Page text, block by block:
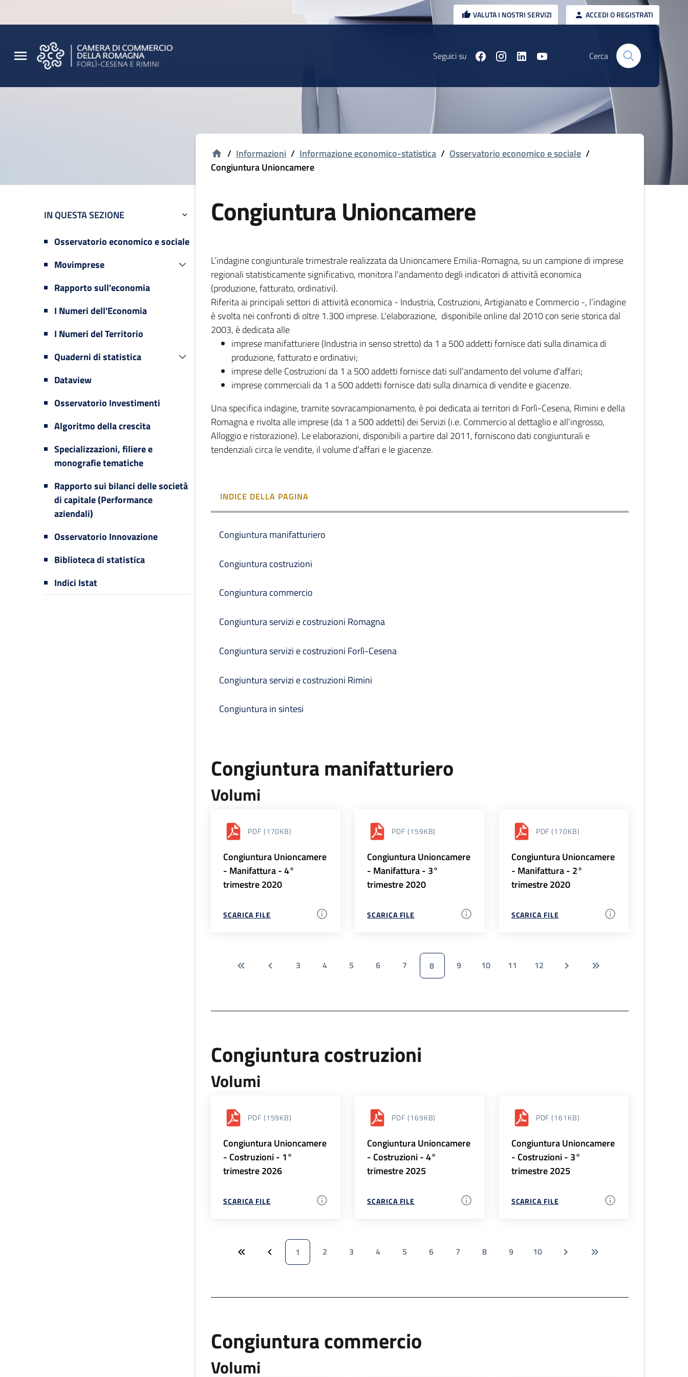
VALUTA I NOSTRI SERVIZI ACCEDI O REGISTRATI
Seguici su Cerca
IN QUESTA SEZIONE
Osservatorio economico e sociale
Movimprese
Rapporto sull'economia
I Numeri dell'Economia
I Numeri del Territorio
Quaderni di statistica
Dataview
Osservatorio Investimenti
Algoritmo della crescita
Specializzazioni, filiere e
monografie tematiche
Rapporto sui bilanci delle società
di capitale (Performance
aziendali)
Osservatorio Innovazione
Biblioteca di statistica
Indici Istat
/ Informazioni / Informazione economico-statistica / Osservatorio economico e sociale /
Congiuntura Unioncamere
Congiuntura Unioncamere
L’indagine congiunturale trimestrale realizzata da Unioncamere Emilia-Romagna, su un campione di imprese
regionali statisticamente significativo, monitora l'andamento degli indicatori di attività economica
(produzione, fatturato, ordinativi).
Riferita ai principali settori di attività economica - Industria, Costruzioni, Artigianato e Commercio -, l’indagine
è svolta nei confronti di oltre 1.300 imprese. L'elaborazione, disponibile online dal 2010 con serie storica dal
2003, è dedicata alle
imprese manifatturiere (Industria in senso stretto) da 1 a 500 addetti fornisce dati sulla dinamica di
produzione, fatturato e ordinativi;
imprese delle Costruzioni da 1 a 500 addetti fornisce dati sull'andamento del volume d'affari;
imprese commerciali da 1 a 500 addetti fornisce dati sulla dinamica di vendite e giacenze.
Una specifica indagine, tramite sovracampionamento, è poi dedicata ai territori di Forlì-Cesena, Rimini e della
Romagna e rivolta alle imprese (da 1 a 500 addetti) dei Servizi (i.e. Commercio al dettaglio e all’ingrosso,
Alloggio e ristorazione). Le elaborazioni, disponibili a partire dal 2011, forniscono dati congiunturali e
tendenziali circa le vendite, il volume d’affari e le giacenze.
INDICE DELLA PAGINA
Congiuntura manifatturiero
Congiuntura costruzioni
Congiuntura commercio
Congiuntura servizi e costruzioni Romagna
Congiuntura servizi e costruzioni Forlì-Cesena
Congiuntura servizi e costruzioni Rimini
Congiuntura in sintesi
Congiuntura manifatturiero
Volumi
PDF (170KB)
Congiuntura Unioncamere
- Manifattura - 4°
trimestre 2020
SCARICA FILE
PDF (159KB)
Congiuntura Unioncamere
- Manifattura - 3°
trimestre 2020
SCARICA FILE
PDF (170KB)
Congiuntura Unioncamere
- Manifattura - 2°
trimestre 2020
SCARICA FILE
3 4 5 6 7 8 9 10 11 12
Congiuntura costruzioni
Volumi
PDF (159KB)
Congiuntura Unioncamere
- Costruzioni - 1°
trimestre 2026
SCARICA FILE
PDF (169KB)
Congiuntura Unioncamere
- Costruzioni - 4°
trimestre 2025
SCARICA FILE
PDF (161KB)
Congiuntura Unioncamere
- Costruzioni - 3°
trimestre 2025
SCARICA FILE
1 2 3 4 5 6 7 8 9 10
Congiuntura commercio
Volumi